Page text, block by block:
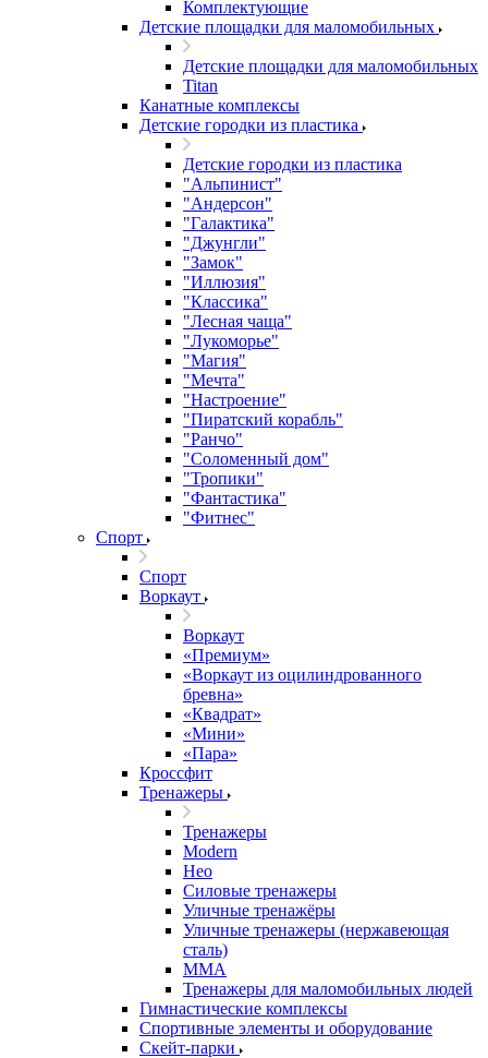
Комплектующие
Детские площадки для маломобильных
Детские площадки для маломобильных
Titan
Канатные комплексы
Детские городки из пластика
Детские городки из пластика
"Альпинист"
"Андерсон"
"Галактика"
"Джунгли"
"Замок"
"Иллюзия"
"Классика"
"Лесная чаща"
"Лукоморье"
"Магия"
"Мечта"
"Настроение"
"Пиратский корабль"
"Ранчо"
"Соломенный дом"
"Тропики"
"Фантастика"
"Фитнес"
Спорт
Спорт
Воркаут
Воркаут
«Премиум»
«Воркаут из оцилиндрованного
бревна»
«Квадрат»
«Мини»
«Пара»
Кроссфит
Тренажеры
Тренажеры
Modern
Нео
Силовые тренажеры
Уличные тренажёры
Уличные тренажеры (нержавеющая
сталь)
ММА
Тренажеры для маломобильных людей
Гимнастические комплексы
Спортивные элементы и оборудование
Скейт-парки